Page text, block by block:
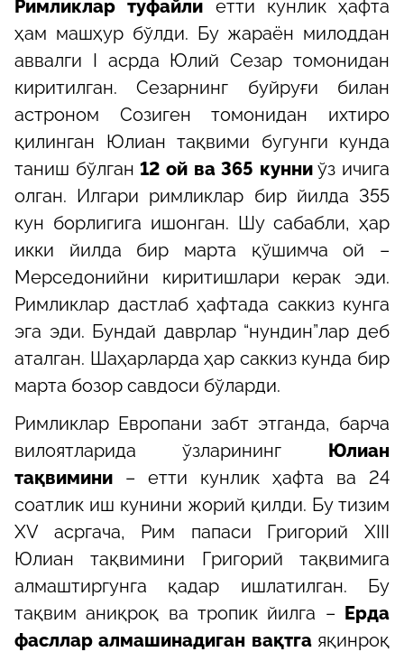
Римликлар туфайли етти кунлик ҳафта
ҳам машҳур бўлди. Бу жараён милоддан
аввалги I асрда Юлий Сезар томонидан
киритилган. Сезарнинг буйруғи билан
астроном Созиген томонидан ихтиро
қилинган Юлиан тақвими бугунги кунда
таниш бўлган12 ой ва 365 кунниўз ичига
олган. Илгари римликлар бир йилда 355
кун борлигига ишонган. Шу сабабли, ҳар
икки йилда бир марта қўшимча ой –
Мерседонийни киритишлари керак эди.
Римликлар дастлаб ҳафтада саккиз кунга
эга эди. Бундай даврлар “нундин”лар деб
аталган. Шаҳарларда ҳар саккиз кунда бир
марта бозор савдоси бўларди.
Римликлар Европани забт этганда, барча
вилоятларида ўзларининг Юлиан
тақвимини – етти кунлик ҳафта ва 24
соатлик иш кунини жорий қилди. Бу тизим
ХV асргача, Рим папаси Григорий ХIII
Юлиан тақвимини Григорий тақвимига
алмаштиргунга қадар ишлатилган. Бу
тақвим аниқроқ ва тропик йилга – Ерда
фасллар алмашинадиган вақтга яқинроқ